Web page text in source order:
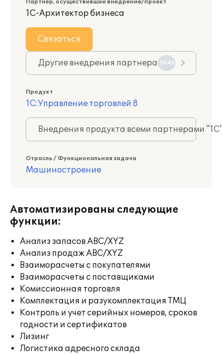
Партнер, осуществивший внедрение/проект
1С-Архитектор бизнеса
Связаться
Другие внедрения партнера 3841
Продукт
1С:Управление торговлей 8
Внедрения продукта всеми партнерами
Отрасль / Функциональная задача
Машиностроение
Автоматизированы следующие
функции:
Анализ запасов ABC/XYZ
Анализ продаж ABC/XYZ
Взаиморасчеты с покупателями
Взаиморасчеты с поставщиками
Комиссионная торговля
Комплектация и разукомплектация ТМЦ
Контроль и учет серийных номеров, сроков
годности и сертификатов
Лизинг
Логистика адресного склада